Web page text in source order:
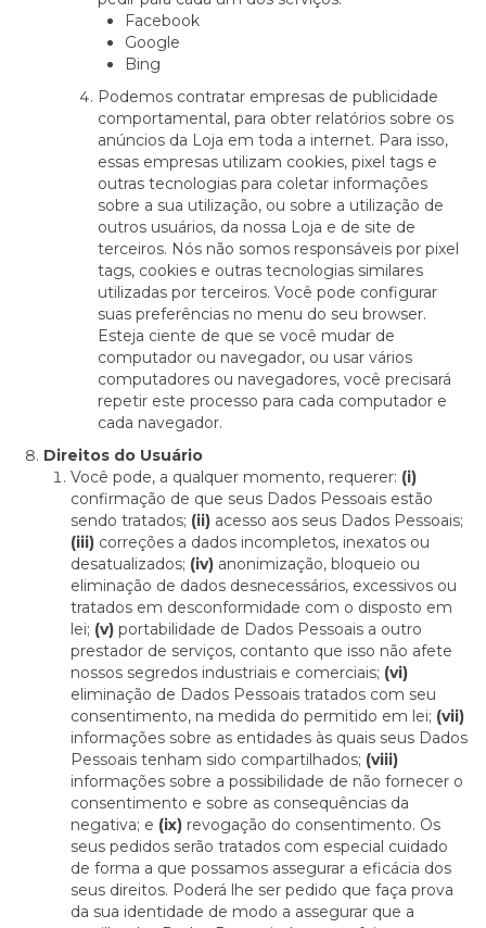
Facebook
Google
Bing
Podemos contratar empresas de publicidade
comportamental, para obter relatórios sobre os
anúncios da Loja em toda a internet. Para isso,
essas empresas utilizam cookies, pixel tags e
outras tecnologias para coletar informações
sobre a sua utilização, ou sobre a utilização de
outros usuários, da nossa Loja e de site de
terceiros. Nós não somos responsáveis por pixel
tags, cookies e outras tecnologias similares
utilizadas por terceiros. Você pode configurar
suas preferências no menu do seu browser.
Esteja ciente de que se você mudar de
computador ou navegador, ou usar vários
computadores ou navegadores, você precisará
repetir este processo para cada computador e
cada navegador.
Direitos do Usuário
Você pode, a qualquer momento, requerer: (i)
confirmação de que seus Dados Pessoais estão
sendo tratados; (ii) acesso aos seus Dados Pessoais;
(iii) correções a dados incompletos, inexatos ou
desatualizados; (iv) anonimização, bloqueio ou
eliminação de dados desnecessários, excessivos ou
tratados em desconformidade com o disposto em
lei; (v) portabilidade de Dados Pessoais a outro
prestador de serviços, contanto que isso não afete
nossos segredos industriais e comerciais; (vi)
eliminação de Dados Pessoais tratados com seu
consentimento, na medida do permitido em lei; (vii)
informações sobre as entidades às quais seus Dados
Pessoais tenham sido compartilhados; (viii)
informações sobre a possibilidade de não fornecer o
consentimento e sobre as consequências da
negativa; e (ix) revogação do consentimento. Os
seus pedidos serão tratados com especial cuidado
de forma a que possamos assegurar a eficácia dos
seus direitos. Poderá lhe ser pedido que faça prova
da sua identidade de modo a assegurar que a